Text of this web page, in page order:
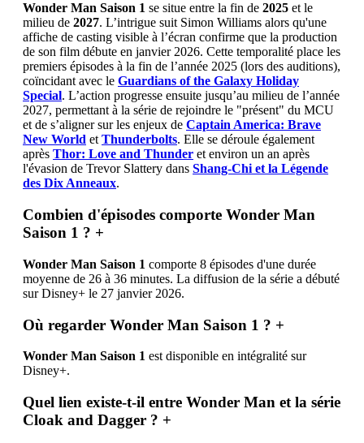
Wonder Man Saison 1 se situe entre la fin de 2025 et le
milieu de 2027. L’intrigue suit Simon Williams alors qu'une
affiche de casting visible à l’écran confirme que la production
de son film débute en janvier 2026. Cette temporalité place les
premiers épisodes à la fin de l’année 2025 (lors des auditions),
coïncidant avec le Guardians of the Galaxy Holiday
Special. L’action progresse ensuite jusqu’au milieu de l’année
2027, permettant à la série de rejoindre le "présent" du MCU
et de s’aligner sur les enjeux de Captain America: Brave
New World et Thunderbolts. Elle se déroule également
après Thor: Love and Thunder et environ un an après
l'évasion de Trevor Slattery dans Shang-Chi et la Légende
des Dix Anneaux.
Combien d'épisodes comporte Wonder Man
Saison 1 ? +
Wonder Man Saison 1 comporte 8 épisodes d'une durée
moyenne de 26 à 36 minutes. La diffusion de la série a débuté
sur Disney+ le 27 janvier 2026.
Où regarder Wonder Man Saison 1 ? +
Wonder Man Saison 1 est disponible en intégralité sur
Disney+.
Quel lien existe-t-il entre Wonder Man et la série
Cloak and Dagger ? +